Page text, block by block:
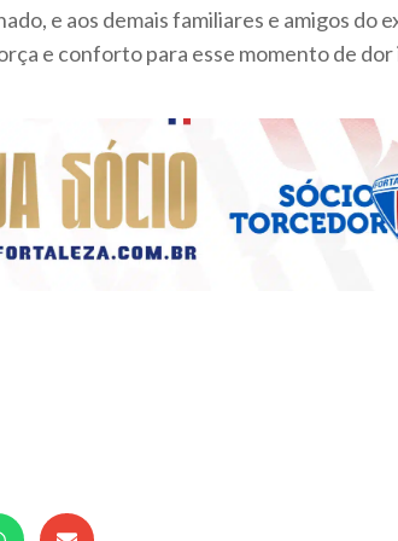
e aos demais familiares e amigos do
e conforto para esse momento de dor